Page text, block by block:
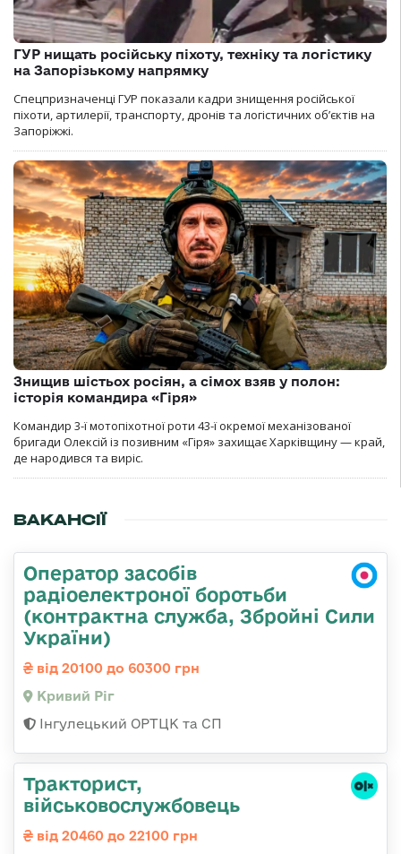
ГУР нищать російську піхоту, техніку та логістику
на Запорізькому напрямку
Спецпризначенці ГУР показали кадри знищення російської
піхоти, артилерії, транспорту, дронів та логістичних об’єктів на
Запоріжжі.
Знищив шістьох росіян, а сімох взяв у полон:
історія командира «Гіря»
Командир 3-ї мотопіхотної роти 43-ї окремої механізованої
бригади Олексій із позивним «Гіря» захищає Харківщину — край,
де народився та виріс.
ВАКАНСІЇ
Оператор засобів
радіоелектроної боротьби
(контрактна служба, Збройні Сили
України)
від 20100 до 60300 грн
Кривий Ріг
Інгулецький ОРТЦК та СП
Тракторист,
військовослужбовець
від 20460 до 22100 грн